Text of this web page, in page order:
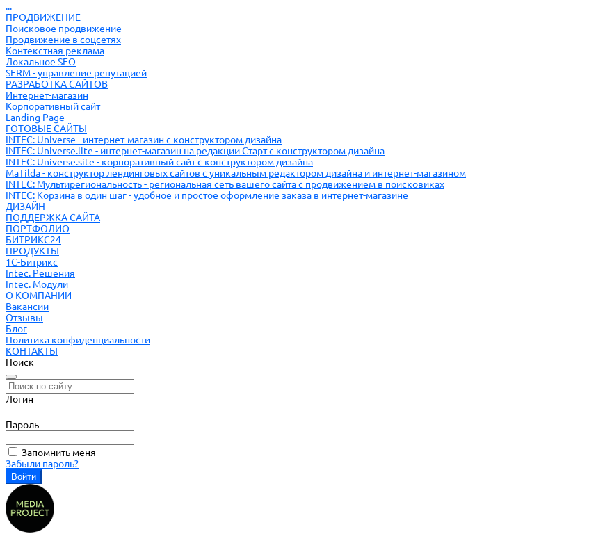
...
ПРОДВИЖЕНИЕ
Поисковое продвижение
Продвижение в соцсетях
Контекстная реклама
Локальное SEO
SERM - управление репутацией
РАЗРАБОТКА САЙТОВ
Интернет-магазин
Корпоративный сайт
Landing Page
ГОТОВЫЕ САЙТЫ
INTEC: Universe - интернет-магазин с конструктором дизайна
INTEC: Universe.lite - интернет-магазин на редакции Старт с конструктором дизайна
INTEC: Universe.site - корпоративный сайт с конструктором дизайна
MaTilda - конструктор лендинговых сайтов с уникальным редактором дизайна и интернет-магазином
INTEC: Мультирегиональность - региональная сеть вашего сайта с продвижением в поисковиках
INTEC: Корзина в один шаг - удобное и простое оформление заказа в интернет-магазине
ДИЗАЙН
ПОДДЕРЖКА САЙТА
ПОРТФОЛИО
БИТРИКС24
ПРОДУКТЫ
1С-Битрикс
Intec. Решения
Intec. Модули
О КОМПАНИИ
Вакансии
Отзывы
Блог
Политика конфиденциальности
КОНТАКТЫ
Поиск
Логин
Пароль
Запомнить меня
Забыли пароль?